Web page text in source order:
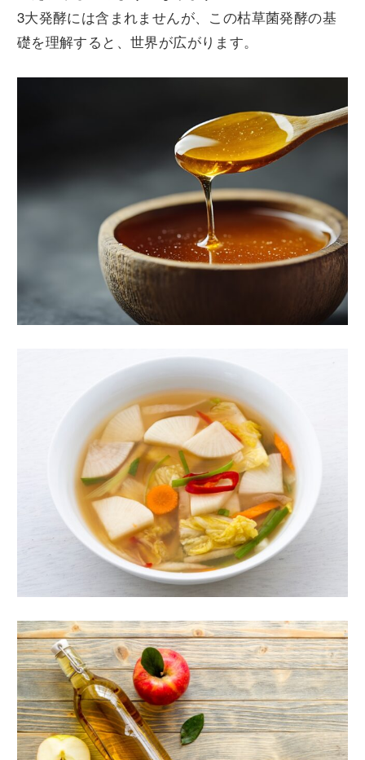
3大発酵には含まれませんが、この枯草菌発酵の基
礎を理解すると、世界が広がります。